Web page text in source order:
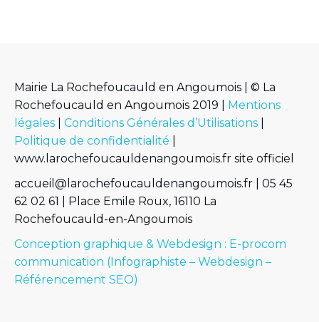
Mairie La Rochefoucauld en Angoumois | © La
Rochefoucauld en Angoumois 2019 | Mentions
légales
Conditions Générales d’Utilisations
Politique de confidentialité
www.larochefoucauldenangoumois.fr site officiel
accueil@larochefoucauldenangoumois.fr | 05 45
62 02 61 | Place Emile Roux, 16110 La
Rochefoucauld-en-Angoumois
Conception graphique & Webdesign : E-procom
communication (Infographiste – Webdesign –
Référencement SEO)